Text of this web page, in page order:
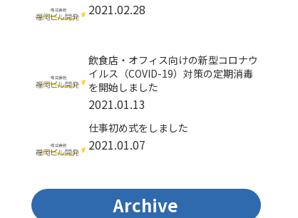
2021.02.28
飲食店・オフィス向けの新型コロナウ
イルス（COVID-19）対策の定期消毒
を開始しました
2021.01.13
仕事初め式をしました
2021.01.07
Archive